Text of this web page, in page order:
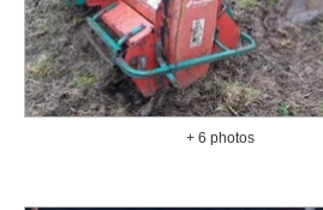
+ 6 photos